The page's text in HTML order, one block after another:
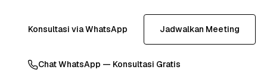
Konsultasi via WhatsApp Jadwalkan Meeting
Chat WhatsApp — Konsultasi Gratis